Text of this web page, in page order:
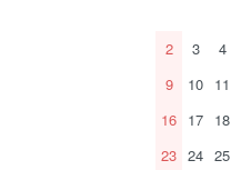
2
3 4
9
10 11
16 17 18
23 24 25